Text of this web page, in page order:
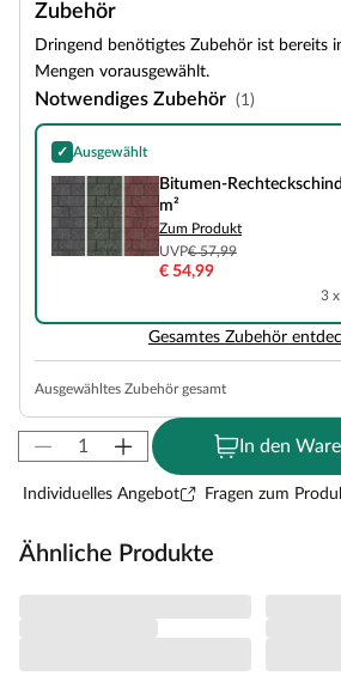
Zubehör
Dringend benötigtes Zubehör ist bereits
Mengen vorausgewählt.
Notwendiges Zubehör (1)
✓ Ausgewählt
Bitumen-Rechteckschindeln in Schwarz, 3 m²
Bitumen-
m²
Zum Produkt
UVP€ 57,99
€ 54,99
3
Gesamtes Zubehör
Ausgewähltes Zubehör gesamt
In den
Individuelles Angebot Fragen zum
Ähnliche Produkte